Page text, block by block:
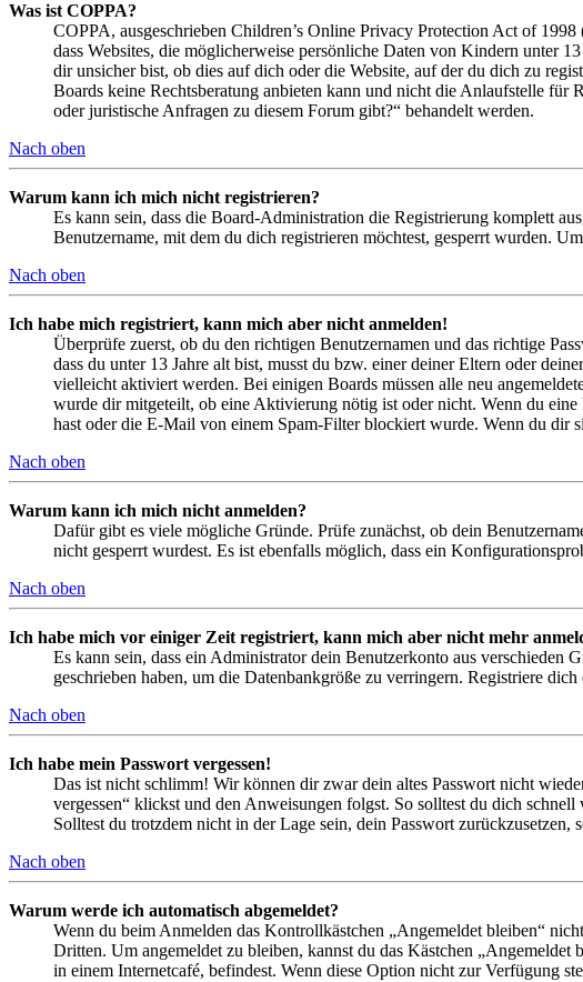
Was ist COPPA?
COPPA, ausgeschrieben Children’s Online Privacy Protection Act of
dass Websites, die möglicherweise persönliche Daten von Kindern unter
dir unsicher bist, ob dies auf dich oder die Website, auf der du dich zu
Boards keine Rechtsberatung anbieten kann und nicht die Anlaufstelle für
oder juristische Anfragen zu diesem Forum gibt?“ behandelt werden.
Nach oben
Warum kann ich mich nicht registrieren?
Es kann sein, dass die Board-Administration die Registrierung komplett
Benutzername, mit dem du dich registrieren möchtest, gesperrt wurden.
Nach oben
Ich habe mich registriert, kann mich aber nicht anmelden!
Überprüfe zuerst, ob du den richtigen Benutzernamen und das richtige
dass du unter 13 Jahre alt bist, musst du bzw. einer deiner Eltern oder
vielleicht aktiviert werden. Bei einigen Boards müssen alle neu
wurde dir mitgeteilt, ob eine Aktivierung nötig ist oder nicht. Wenn du
hast oder die E-Mail von einem Spam-Filter blockiert wurde. Wenn du dir
Nach oben
Warum kann ich mich nicht anmelden?
Dafür gibt es viele mögliche Gründe. Prüfe zunächst, ob dein
nicht gesperrt wurdest. Es ist ebenfalls möglich, dass ein
Nach oben
Ich habe mich vor einiger Zeit registriert, kann mich aber nicht mehr
Es kann sein, dass ein Administrator dein Benutzerkonto aus verschieden
geschrieben haben, um die Datenbankgröße zu verringern. Registriere
Nach oben
Ich habe mein Passwort vergessen!
Das ist nicht schlimm! Wir können dir zwar dein altes Passwort nicht
vergessen“ klickst und den Anweisungen folgst. So solltest du dich schnell
Solltest du trotzdem nicht in der Lage sein, dein Passwort
Nach oben
Warum werde ich automatisch abgemeldet?
Wenn du beim Anmelden das Kontrollkästchen „Angemeldet bleiben“
Dritten. Um angemeldet zu bleiben, kannst du das Kästchen
in einem Internetcafé, befindest. Wenn diese Option nicht zur Verfügung